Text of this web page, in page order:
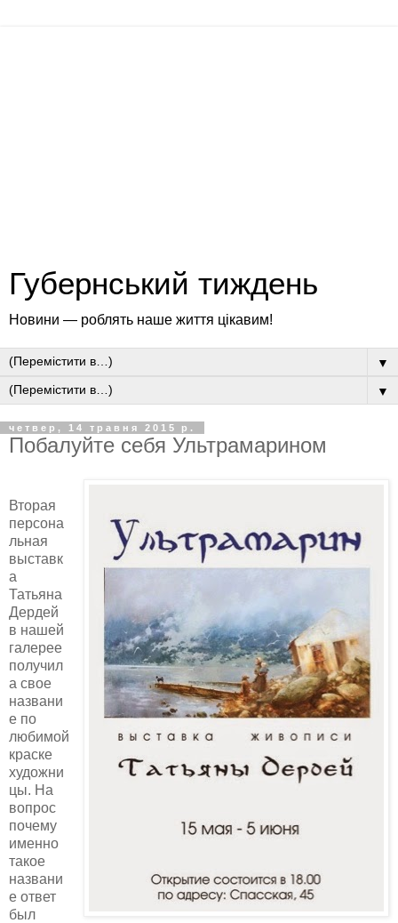
Губернський тиждень
Новини — роблять наше життя цікавим!
▼
▼
четвер, 14 травня 2015 р.
Побалуйте себя Ультрамарином
Вторая
персона
льная
выставк
а
Татьяна
Дердей
в нашей
галерее
получил
а свое
названи
е по
любимой
краске
художни
цы. На
вопрос
почему
именно
такое
названи
е ответ
был